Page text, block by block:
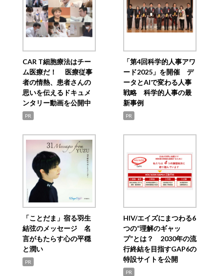
CAR T細胞療法はチー
ム医療だ！ 医療従事
者の情熱、患者さんの
思いを伝えるドキュメ
ンタリー動画を公開中
PR
「第4回科学的人事アワ
ード2025」を開催 デ
ータとAIで変わる人事
戦略 科学的人事の最
新事例
PR
「ことだま」宿る羽生
結弦のメッセージ 名
言がもたらす心の平穏
と潤い
PR
HIV/エイズにまつわる6
つの“理解のギャッ
プ”とは？ 2030年の流
行終結を目指すGAP6の
特設サイトを公開
PR